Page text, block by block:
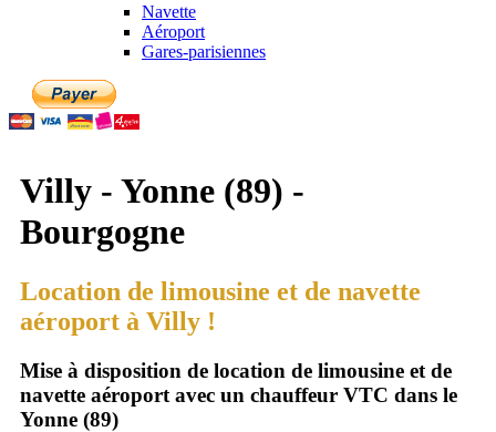
Navette
Aéroport
Gares-parisiennes
Villy - Yonne (89) -
Bourgogne
Location de limousine et de navette
aéroport à Villy !
Mise à disposition de location de limousine et de
navette aéroport avec un chauffeur VTC dans le
Yonne (89)